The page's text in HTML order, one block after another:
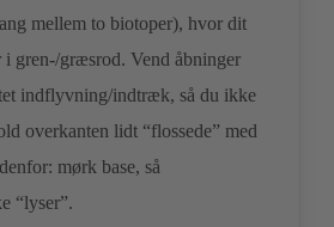
mellem to biotoper), hvor dit
gren‑/græsrod. Vend åbninger
indflyvning/indtræk, så du ikke
overkanten lidt “flossede” med
mørk base, så
“lyser”.